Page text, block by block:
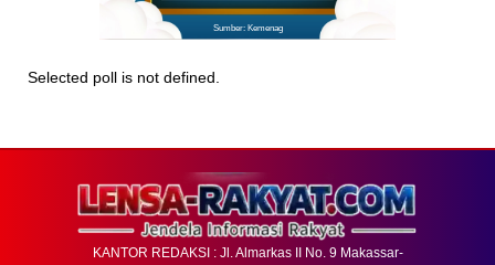
Sumber: Kemenag
Selected poll is not defined.
KANTOR REDAKSI : Jl. Almarkas II No. 9 Makassar-